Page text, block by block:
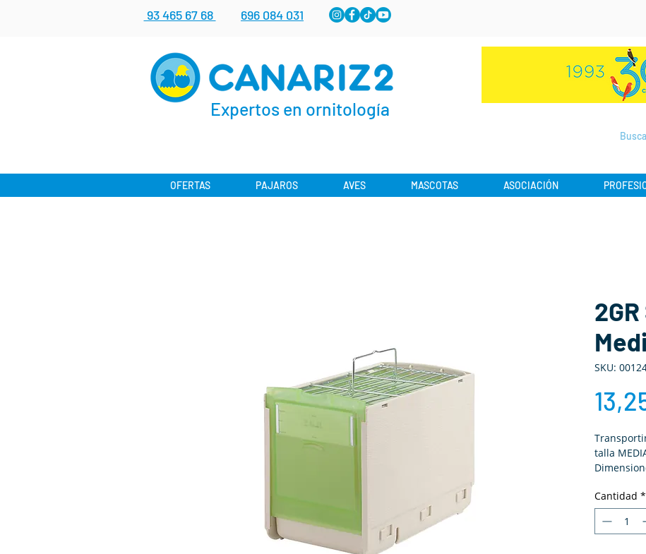
93 465 67 68 696 084 031
Expertos en ornitología
OFERTAS PAJAROS AVES MASCOTAS ASOCIACIÓN
SKU:
talla
Cantidad *